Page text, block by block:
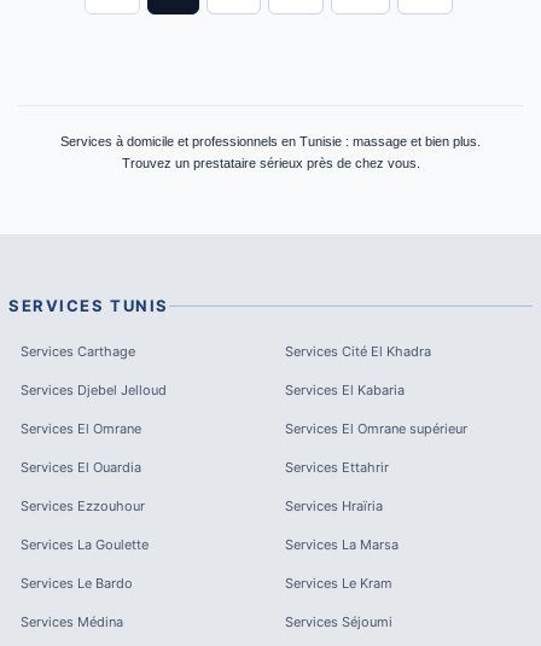
Services à domicile et professionnels en Tunisie : massage et bien plus.
Trouvez un prestataire sérieux près de chez vous.
SERVICES TUNIS
Services Carthage Services Cité El Khadra
Services Djebel Jelloud Services El Kabaria
Services El Omrane Services El Omrane supérieur
Services El Ouardia Services Ettahrir
Services Ezzouhour Services Hraïria
Services La Goulette Services La Marsa
Services Le Bardo Services Le Kram
Services Médina Services Séjoumi